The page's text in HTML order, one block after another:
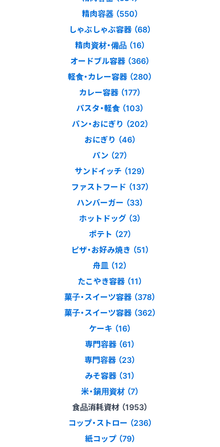
精肉容器 （550）
しゃぶしゃぶ容器 （68）
精肉資材・備品 （16）
オードブル容器 （366）
軽食・カレー容器 （280）
カレー容器 （177）
パスタ・軽食 （103）
パン・おにぎり （202）
おにぎり （46）
パン （27）
サンドイッチ （129）
ファストフード （137）
ハンバーガー （33）
ホットドッグ （3）
ポテト （27）
ピザ・お好み焼き （51）
舟皿 （12）
たこやき容器 （11）
菓子・スイーツ容器 （378）
菓子・スイーツ容器 （362）
ケーキ （16）
専門容器 （61）
専門容器 （23）
みそ容器 （31）
米・鍋用資材 （7）
食品消耗資材 （1953）
コップ・ストロー （236）
紙コップ （79）